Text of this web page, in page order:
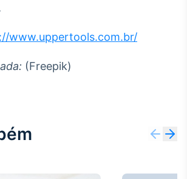
www.uppertools.com.br/
(Freepik)